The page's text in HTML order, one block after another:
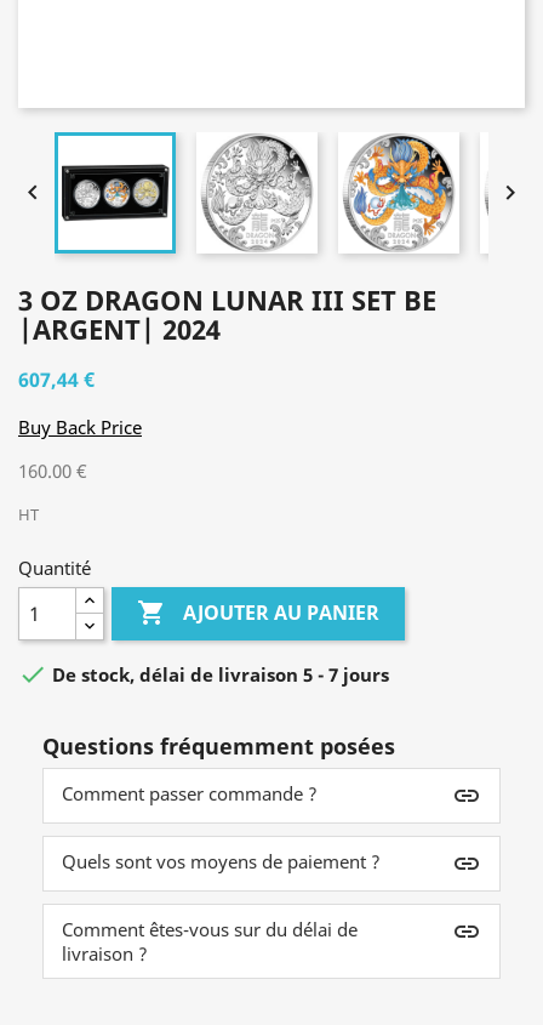
 
3 OZ DRAGON LUNAR III SET BE
|ARGENT| 2024
607,44 €
Buy Back Price
160.00 €
HT
Quantité
 AJOUTER AU PANIER
 De stock, délai de livraison 5 - 7 jours
Questions fréquemment posées
Comment passer commande ? insert_link
Quels sont vos moyens de paiement ? insert_link
Comment êtes-vous sur du délai de
livraison ?
insert_link